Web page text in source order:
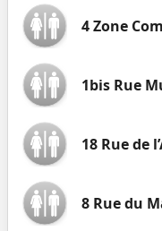
4 Zone
1bis Rue
18 Rue de
8 Rue du